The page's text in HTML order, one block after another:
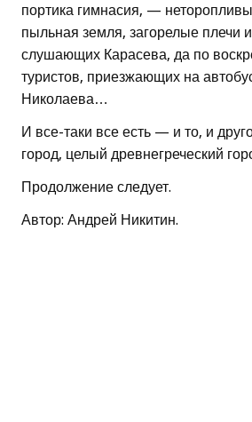
портика гимнасия, —
пыльная земля, загорелые плечи
слушающих Карасева, да по
туристов, приезжающих на
Николаева…
И все-таки все есть — и то, и
город, целый древнегреческий
Продолжение следует.
Автор: Андрей Никитин.